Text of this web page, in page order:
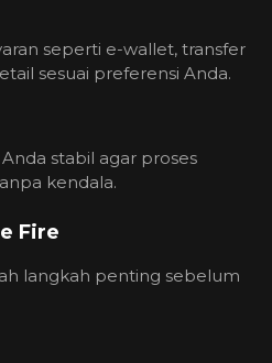
seperti e-wallet, transfer
sesuai preferensi Anda.
stabil agar proses
kendala.
Fire
langkah penting sebelum